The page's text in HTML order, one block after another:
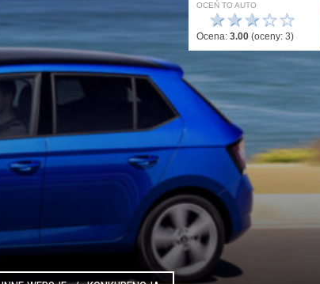
OCEŃ TO AUTO
☆
☆
★
★
★
Ocena: 3.00 (oceny: 3)